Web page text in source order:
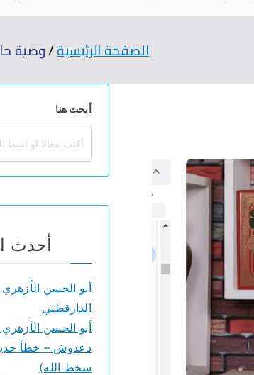
الصفحة الرئيسية وصية
أبحث هنا
أحدث
أبو الحسن
الدارقطني
أبو الحسن
دعدوش – خطأ
سخط الله)